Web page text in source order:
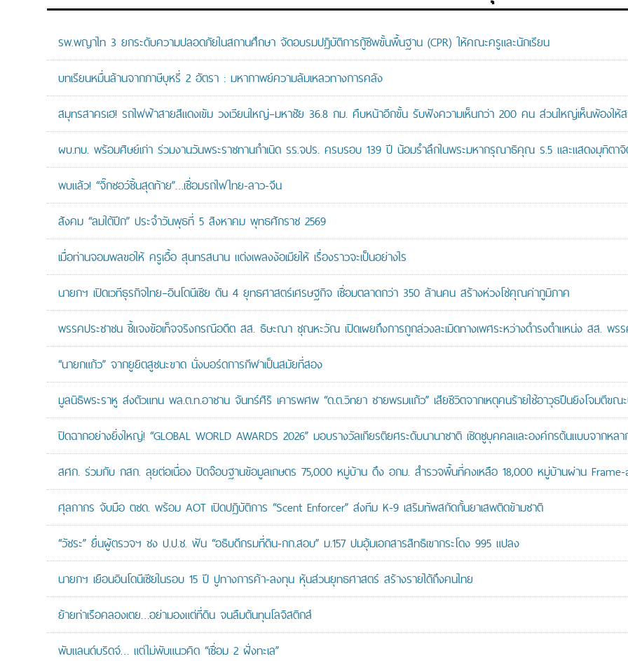
รพ.พญาไท 3 ยกระดับความปลอดภัยในสถานศึกษา จัดอบรมปฏิบัติการกู้ชีพขั้นพื้นฐาน (CPR) ให้คณะครูและนักเรียน
บทเรียนหมื่นล้านจากภาษีบุหรี่ 2 อัตรา : มหากาพย์ความล้มเหลวทางการคลัง
สมุทรสาครเฮ! รถไฟฟ้าสายสีแดงเข้ม วงเวียนใหญ่–มหาชัย 36.8 กม. คืบหน้าอีกขั้น รับฟังความเห็นกว่า 200 คน ส่วนใหญ่เห็นพ้องให้
ผบ.ทบ. พร้อมศิษย์เก่า ร่วมงานวันพระราชทานกำเนิด รร.จปร. ครบรอบ 139 ปี น้อมรำลึกในพระมหากรุณาธิคุณ ร.5 และแสดงมุทิตา
พบแล้ว! “จิ๊กซอว์ชิ้นสุดท้าย”…เชื่อมรถไฟไทย-ลาว-จีน
สังคม “ลมใต้ปีก” ประจำวันพุธที่ 5 สิงหาคม พุทธศักราช 2569
เมื่อท่านจอมพลขอให้ ครูเอื้อ สุนทรสนาน แต่งเพลงง้อเมียให้ เรื่องราวจะเป็นอย่างไร
นายกฯ เปิดเวทีธุรกิจไทย–อินโดนีเซีย ดัน 4 ยุทธศาสตร์เศรษฐกิจ เชื่อมตลาดกว่า 350 ล้านคน สร้างห่วงโซ่คุณค่าภูมิภาค
พรรคประชาชน ชี้แจงข้อเท็จจริงกรณีอดีต สส. ธิษะณา ชุณหะวัณ เปิดเผยถึงการถูกล่วงละเมิดทางเพศระหว่างดำรงตำแหน่ง สส. พรร
“นายกแก้ว” จากยูยิตสูชนะขาด นั่งบอร์ดการกีฬาเป็นสมัยที่สอง
มูลนิธิพระราหู ส่งตัวแทน พล.ต.ท.อาชาน จันทร์ศิริ เคารพศพ “ด.ต.วิทยา ชายพรมแก้ว” เสียชีวิตจากเหตุคนร้ายใช้อาวุธปืนยิงโจมตีขณ
ปิดฉากอย่างยิ่งใหญ่! “GLOBAL WORLD AWARDS 2026” มอบรางวัลเกียรติยศระดับนานาชาติ เชิดชูบุคคลและองค์กรต้นแบบจากหล
สศก. ร่วมกับ กสก. ลุยต่อเนื่อง ปิดจ๊อบฐานข้อมูลเกษตร 75,000 หมู่บ้าน ดึง อกม. สำรวจพื้นที่คงเหลือ 18,000 หมู่บ้านผ่าน
ศุลกากร จับมือ ตชด. พร้อม AOT เปิดปฏิบัติการ “Scent Enforcer” ส่งทีม K-9 เสริมทัพสกัดกั้นยาเสพติดข้ามชาติ
“วัชระ” ยื่นผู้ตรวจฯ ชง ป.ป.ช. ฟัน “อธิบดีกรมที่ดิน-กก.สอบ” ม.157 ปมอุ้มเอกสารสิทธิเขากระโดง 995 แปลง
นายกฯ เยือนอินโดนีเซียในรอบ 15 ปี ปูทางการค้า-ลงทุน หุ้นส่วนยุทธศาสตร์ สร้างรายได้ถึงคนไทย
ย้ายท่าเรือคลองเตย…อย่ามองแต่ที่ดิน จนลืมต้นทุนโลจิสติกส์
พับแลนด์บริดจ์… แต่ไม่พับแนวคิด “เชื่อม 2 ฝั่งทะเล”